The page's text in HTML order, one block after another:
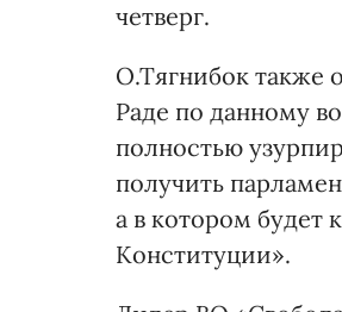
четверг.
О.Тягнибок также
Раде по данному
полностью
получить
а в котором будет
Конституции».